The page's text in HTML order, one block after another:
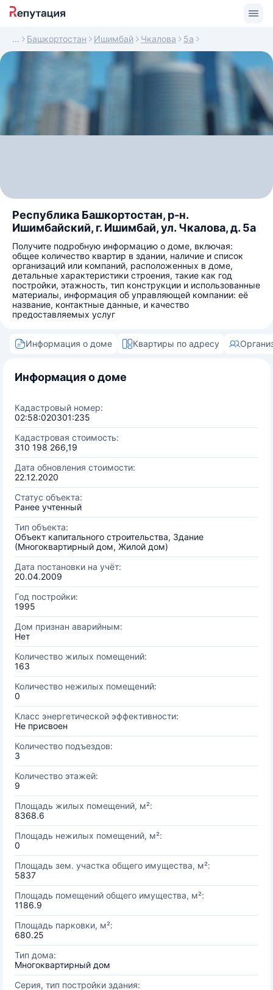
Башкортостан Ишимбай Чкалова 5а
Республика Башкортостан, р-н.
Ишимбайский, г. Ишимбай, ул. Чкалова, д. 5а
Получите подробную информацию о доме, включая:
общее количество квартир в здании, наличие и список
организаций или компаний, расположенных в доме,
детальные характеристики строения, такие как год
постройки, этажность, тип конструкции и использованные
материалы, информация об управляющей компании: её
название, контактные данные, и качество
предоставляемых услуг
Информация о доме Квартиры по адресу
Информация о доме
Кадастровый номер:
02:58:020301:235
Кадастровая стоимость:
310 198 266,19
Дата обновления стоимости:
22.12.2020
Статус объекта:
Ранее учтенный
Тип объекта:
Объект капитального строительства, Здание
(Многоквартирный дом, Жилой дом)
Дата постановки на учёт:
20.04.2009
Год постройки:
1995
Дом признан аварийным:
Нет
Количество жилых помещений:
163
Количество нежилых помещений:
0
Класс энергетической эффективности:
Не присвоен
Количество подъездов:
3
Количество этажей:
9
Площадь жилых помещений, м²:
8368.6
Площадь нежилых помещений, м²:
0
Площадь зем. участка общего имущества, м²:
5837
Площадь помещений общего имущества, м²:
1186.9
Площадь парковки, м²:
680.25
Тип дома:
Многоквартирный дом
Серия, тип постройки здания: